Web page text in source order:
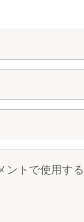
ントで使用す